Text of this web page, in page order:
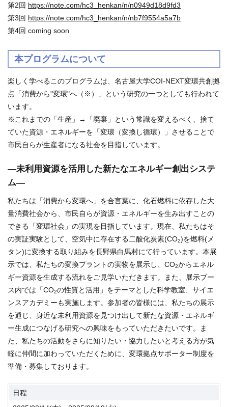
第2回 https://note.com/hc3_henkan/n/n0949d18d9fd3
第3回 https://note.com/hc3_henkan/n/nb7f9554a5a7b
第4回 coming soon
本プログラムについて
楽しく学べるこのプログラムは、名古屋大学COI-NEXT変環共創拠
点「消費から"変環"へ（※）」という研究の一つとしても行われて
います。
※これまでの「生産」→「廃棄」という常識を変えるべく、捨て
ていた資源・エネルギーを「変環（変換し循環）」させることで
市民自らが生産者になる社会を目指しています。
―未利用資源を活用した新たなエネルギー創出システ
ム―
私たちは「消費から変環へ」を合言葉に、化石燃料に依存した大
量消費社会から、市民自らが資源・エネルギーを生み出すことの
できる「変環社会」の実現を目指しています。現在、私たちはそ
の実証実験として、空気中に存在する二酸化炭素(CO2)を燃料(メ
タン)に変換する取り組みを長野県白馬村にて行っています。本展
示では、私たちの変換プラントの実物を展示し、CO2からエネル
ギー資源を生成する流れをご見学いただきます。また、展示ブー
ス内では「CO2の性質と活用」をテーマとした科学教室、サイエ
ンスアカデミーも実施します。参加者の皆様には、私たちの展示
を通じ、身近な未利用資源を見つけ出して新たな資源・エネルギ
ー生成につなげる研究への興味をもっていただきたいです。ま
た、私たちの活動をさらに知りたい・協力したいと考える方が気
軽に仲間に加わっていただくために、変環拠点サポーター制度を
準備・募集しております。
日程